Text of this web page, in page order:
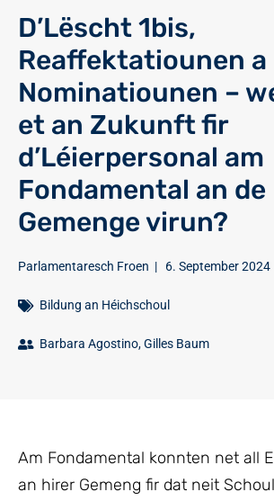
D’Lëscht 1bis,
Reaffektatiounen a
Nominatiounen –
et an Zukunft fir
d’Léierpersonal am
Fondamental an de
Gemenge virun?
Parlamentaresch Froen | 6. September 2024
Bildung an Héichschoul
Barbara Agostino,Gilles Baum
Am Fondamental konnten net all
an hirer Gemeng fir dat neit